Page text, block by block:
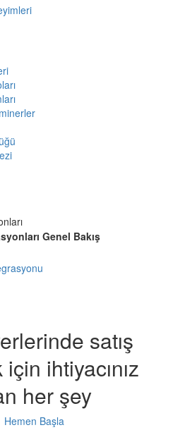
Genel Bakış
satış
ihtiyacınız
her şey
Hemen Başla